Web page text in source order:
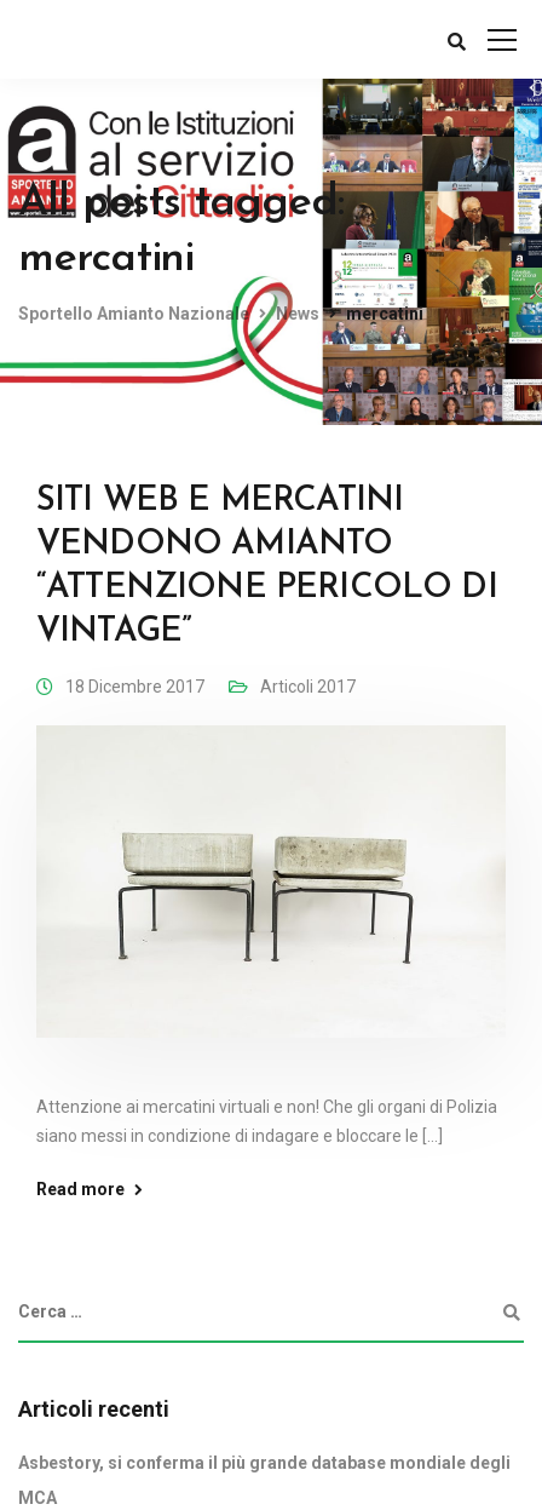
All posts tagged:
mercatini
Sportello Amianto Nazionale News mercatini
SITI WEB E MERCATINI
VENDONO AMIANTO
“ATTENZIONE PERICOLO DI
VINTAGE”
18 Dicembre 2017 Articoli 2017
Attenzione ai mercatini virtuali e non! Che gli organi di Polizia
siano messi in condizione di indagare e bloccare le [...]
Read more
Articoli recenti
Asbestory, si conferma il più grande database mondiale degli
MCA